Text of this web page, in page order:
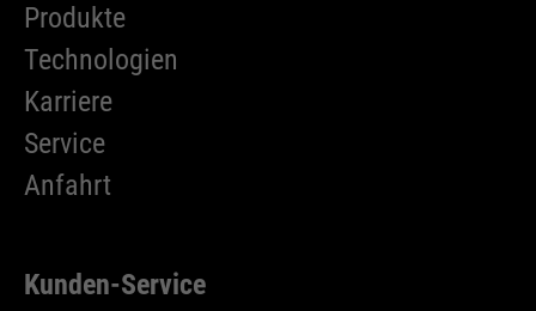
Produkte
Technologien
Karriere
Service
Anfahrt
Kunden-Service